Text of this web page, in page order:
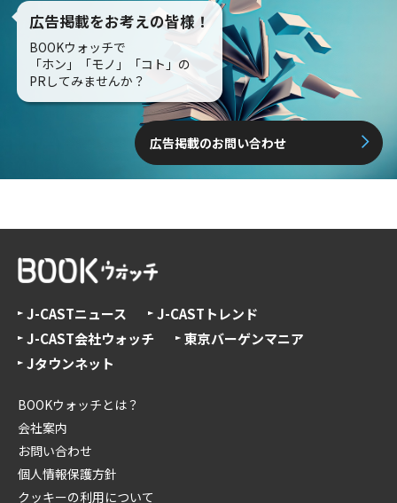
広告掲載をお考えの皆様！
BOOKウォッチで
「ホン」「モノ」「コト」の
PRしてみませんか？
広告掲載のお問い合わせ
J-CASTニュース
J-CASTトレンド
J-CAST会社ウォッチ
東京バーゲンマニア
Jタウンネット
BOOKウォッチとは？
会社案内
お問い合わせ
個人情報保護方針
クッキーの利用について